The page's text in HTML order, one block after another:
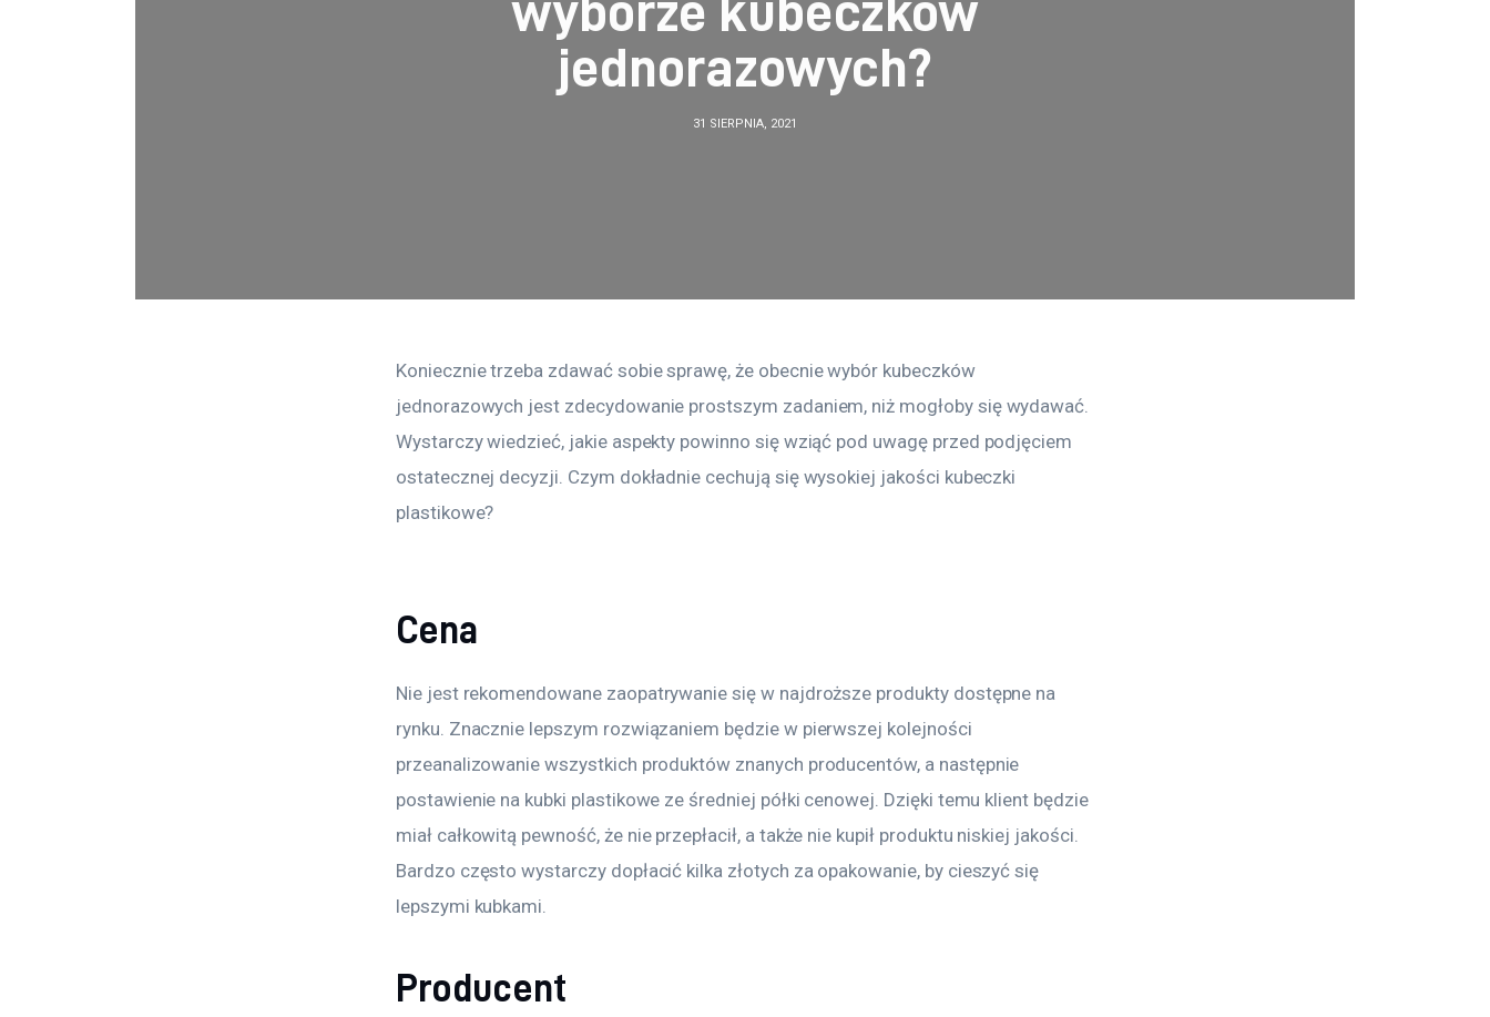
jednorazowych?
31 SIERPNIA, 2021
Koniecznie trzeba zdawać sobie sprawę, że obecnie wybór kubeczków
jednorazowych jest zdecydowanie prostszym zadaniem, niż mogłoby się wydawać.
Wystarczy wiedzieć, jakie aspekty powinno się wziąć pod uwagę przed podjęciem
ostatecznej decyzji. Czym dokładnie cechują się wysokiej jakości kubeczki
plastikowe?
Cena
Nie jest rekomendowane zaopatrywanie się w najdroższe produkty dostępne na
rynku. Znacznie lepszym rozwiązaniem będzie w pierwszej kolejności
przeanalizowanie wszystkich produktów znanych producentów, a następnie
postawienie na kubki plastikowe ze średniej półki cenowej. Dzięki temu klient będzie
miał całkowitą pewność, że nie przepłacił, a także nie kupił produktu niskiej jakości.
Bardzo często wystarczy dopłacić kilka złotych za opakowanie, by cieszyć się
lepszymi kubkami.
Producent